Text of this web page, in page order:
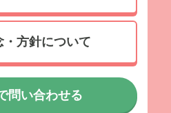
方針について
問い合わせる